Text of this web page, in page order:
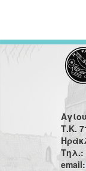
Τ.Κ.
Τηλ.:
email: